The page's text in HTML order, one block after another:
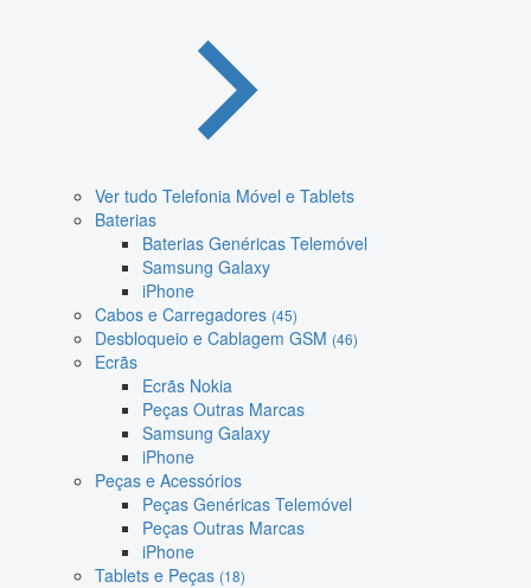
Ver tudo Telefonia Móvel e Tablets
Baterias
Baterias Genéricas Telemóvel
Samsung Galaxy
iPhone
Cabos e Carregadores (45)
Desbloqueio e Cablagem GSM (46)
Ecrãs
Ecrãs Nokia
Peças Outras Marcas
Samsung Galaxy
iPhone
Peças e Acessórios
Peças Genéricas Telemóvel
Peças Outras Marcas
iPhone
Tablets e Peças (18)